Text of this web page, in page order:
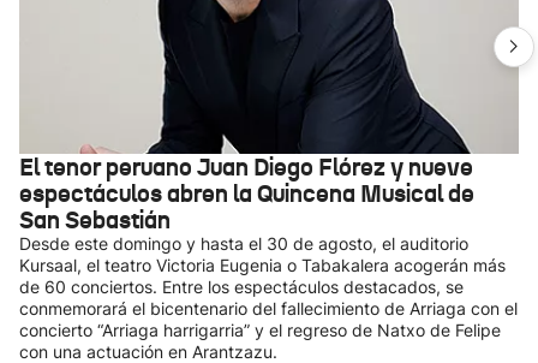
El tenor peruano Juan Diego Flórez y nueve
espectáculos abren la Quincena Musical de
San Sebastián
Desde este domingo y hasta el 30 de agosto, el auditorio
Kursaal, el teatro Victoria Eugenia o Tabakalera acogerán más
de 60 conciertos. Entre los espectáculos destacados, se
conmemorará el bicentenario del fallecimiento de Arriaga con el
concierto “Arriaga harrigarria” y el regreso de Natxo de Felipe
con una actuación en Arantzazu.